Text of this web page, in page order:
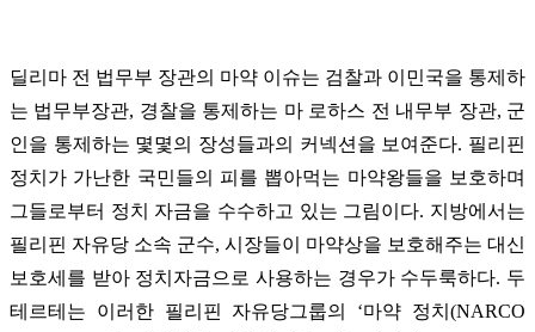
딜리마 전 법무부 장관의 마약 이슈는 검찰과 이민국을 통제하
는 법무부장관, 경찰을 통제하는 마 로하스 전 내무부 장관, 군
인을 통제하는 몇몇의 장성들과의 커넥션을 보여준다. 필리핀
정치가 가난한 국민들의 피를 뽑아먹는 마약왕들을 보호하며
그들로부터 정치 자금을 수수하고 있는 그림이다. 지방에서는
필리핀 자유당 소속 군수, 시장들이 마약상을 보호해주는 대신
보호세를 받아 정치자금으로 사용하는 경우가 수두룩하다. 두
테르테는 이러한 필리핀 자유당그룹의 ‘마약 정치(NARCO